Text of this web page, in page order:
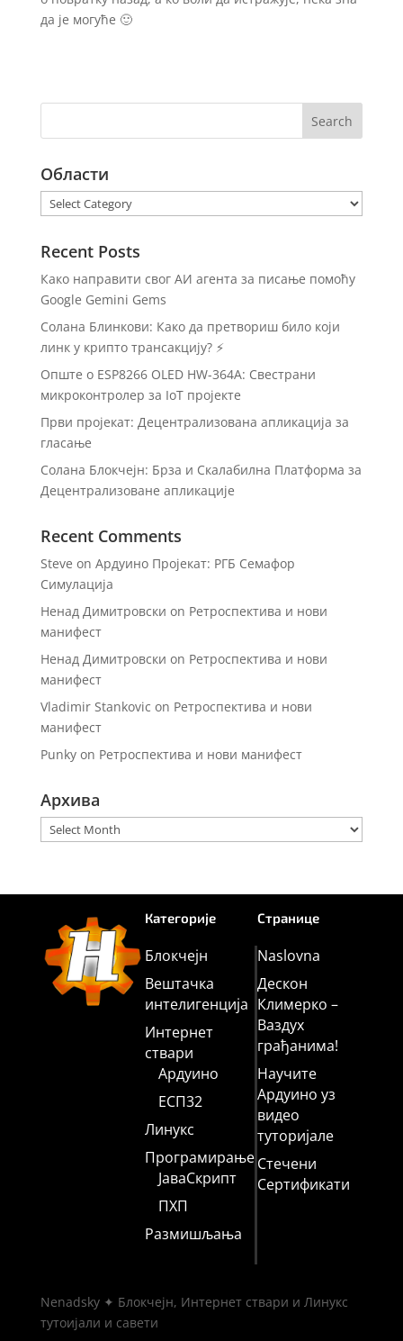
да је могуће 🙂
Области
Области
Recent Posts
Како направити свог АИ агента за писање помоћу
Google Gemini Gems
Солана Блинкови: Како да претвориш било који
линк у крипто трансакцију? ⚡
Опште о ESP8266 OLED HW-364A: Свестрани
микроконтролер за IoT пројекте
Први пројекат: Децентрализована апликација за
гласање
Солана Блокчејн: Брза и Скалабилна Платформа за
Децентрализоване апликације
Recent Comments
Steve on Ардуино Пројекат: РГБ Семафор
Симулација
Ненад Димитровски on Ретроспектива и нови
манифест
Ненад Димитровски on Ретроспектива и нови
манифест
Vladimir Stankovic on Ретроспектива и нови
манифест
Punkyon Ретроспектива и нови манифест
Архива
Архива
Категорије
Блокчејн
Вештачка
интелигенција
Интернет
ствари
Ардуино
ЕСП32
Линукс
Програмирање
ЈаваСкрипт
ПХП
Размишљања
Странице
Naslovna
Дескон
Климерко –
Ваздух
грађанима!
Научите
Ардуино уз
видео
туторијале
Стечени
Сертификати
Nenadsky ✦ Блокчејн, Интернет ствари и Линукс
тутоијали и савети